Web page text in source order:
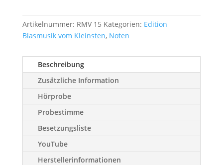
-
as
by
Sandie
Shaw
Menge
Artikelnummer: RMV 15 Kategorien: Edition
Blasmusik vom Kleinsten, Noten
Beschreibung
Zusätzliche Information
Hörprobe
Probestimme
Besetzungsliste
YouTube
Herstellerinformationen